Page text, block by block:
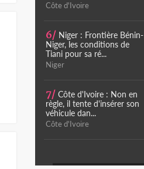
Côte d'Ivoire
6/ Niger : Frontière Bénin-
Niger, les conditions de
Tiani pour sa ré...
Niger
7/ Côte d'Ivoire : Non en
règle, il tente d'insérer son
véhicule dan...
Côte d'Ivoire